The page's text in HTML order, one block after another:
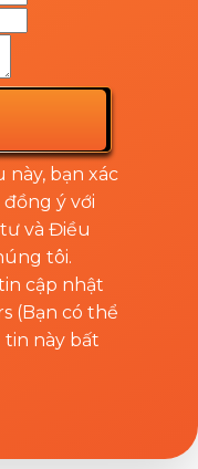
này, bạn xác
ý với
và Điều
tôi.
cập nhật
(Bạn có thể
này bất